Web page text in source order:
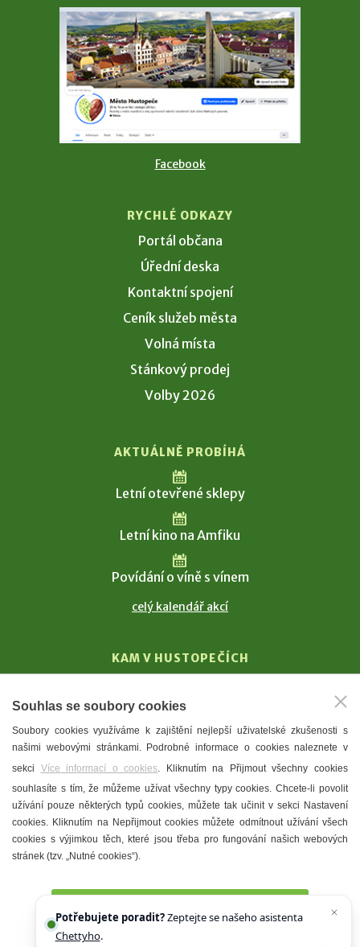
Facebook
RYCHLÉ ODKAZY
Portál občana
Úřední deska
Kontaktní spojení
Ceník služeb města
Volná místa
Stánkový prodej
Volby 2026
AKTUÁLNĚ PROBÍHÁ
Letní otevřené sklepy
Letní kino na Amfiku
Povídání o víně s vínem
celý kalendář akcí
KAM V HUSTOPEČÍCH
T. G. Masaryk
Mandloně
Ubytování
Restaurace
Městské muzeum a galerie
Denní meníčka
Souhlas se soubory cookies
Soubory cookies využíváme k zajištění nejlepší uživatelské zkušenosti s
našimi webovými stránkami. Podrobné informace o cookies naleznete v
sekci Více informací o cookies. Kliknutím na Přijmout všechny cookies
souhlasíte s tím, že můžeme užívat všechny typy cookies. Chcete-li povolit
užívání pouze některých typů cookies, můžete tak učinit v sekci Nastavení
cookies. Kliknutím na Nepřijmout cookies můžete odmítnout užívání všech
cookies s výjimkou těch, které jsou třeba pro fungování našich webových
stránek (tzv. „Nutné cookies“).
Potřebujete poradit?Zeptejte se našeho asistenta
Chettyho.